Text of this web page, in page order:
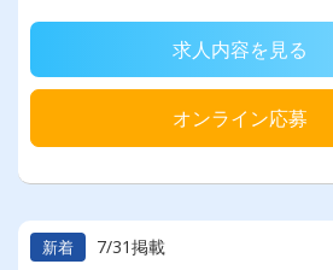
求人内容を見る
オンライン応募
新着 7/31掲載